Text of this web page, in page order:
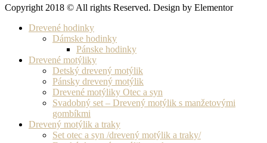
Copyright 2018 © All rights Reserved. Design by Elementor
Drevené hodinky
Dámske hodinky
Pánske hodinky
Drevené motýliky
Detský drevený motýlik
Pánsky drevený motýlik
Drevené motýliky Otec a syn
Svadobný set – Drevený motýlik s manžetovými
gombíkmi
Drevený motýlik a traky
Set otec a syn /drevený motýlik a traky/